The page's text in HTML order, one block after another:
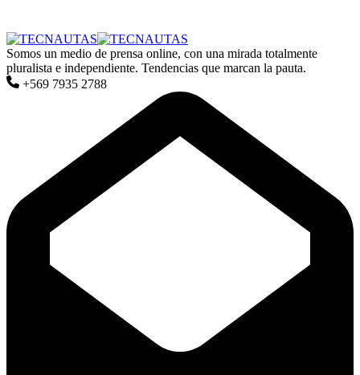
Somos un medio de prensa online, con una mirada totalmente
pluralista e independiente. Tendencias que marcan la pauta.
+569 7935 2788